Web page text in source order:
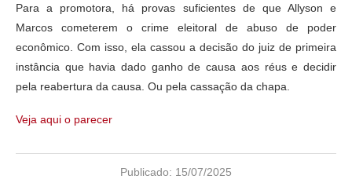
Para a promotora, há provas suficientes de que Allyson e
Marcos cometerem o crime eleitoral de abuso de poder
econômico. Com isso, ela cassou a decisão do juiz de primeira
instância que havia dado ganho de causa aos réus e decidir
pela reabertura da causa. Ou pela cassação da chapa.
Veja aqui o parecer
Publicado: 15/07/2025